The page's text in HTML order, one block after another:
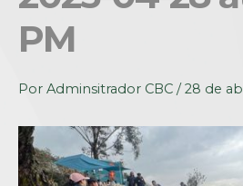
PM
Por Adminsitrador CBC /28 de